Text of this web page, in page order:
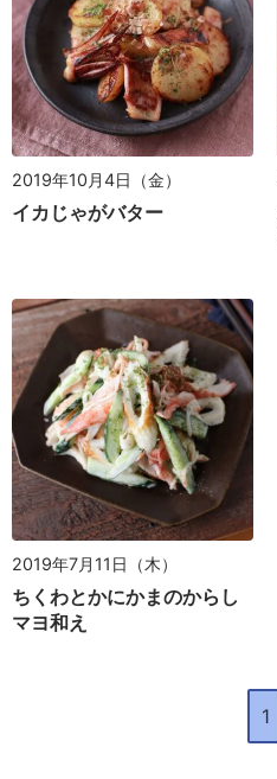
2019年10月4日（金）
イカじゃがバター
2019年7月11日（木）
ちくわとかにかまのからし
マヨ和え
1